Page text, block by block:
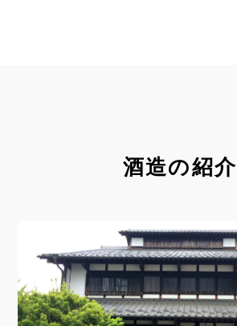
酒造の紹介